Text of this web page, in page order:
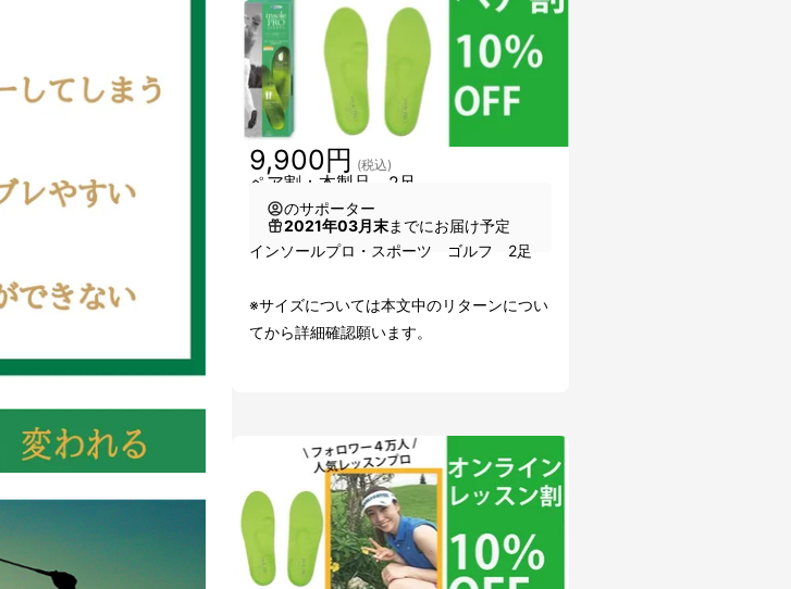
ペア割：本製品 2足
9,900円 (税込)
のサポーター
2021年03月末までにお届け予定
インソールプロ・スポーツ ゴルフ 2足
※サイズについては本文中のリターンについ
てから詳細確認願います。